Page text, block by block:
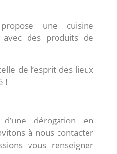
une cuisine
des produits de
de l’esprit des lieux
!
dérogation en
à nous contacter
vous renseigner